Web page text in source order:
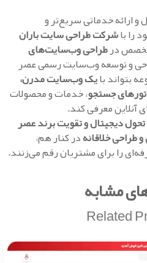
و ارائه خدماتی سریع‌تر و
را باشرکت طراحی سایت باران
تخصص درطراحی وب‌سایت‌های
و توسعه وب‌سایت رسمی عصر
بتواند بایک وب‌سایت مدرن،
جستجو، خدمات و محصولات
آنلاین معرفی کند.
تحول دیجیتال و تقویت برند عصر
خلاقانهدر کنار هم،
را برای مشتریان رقم می‌زنند.
مشابه
Related